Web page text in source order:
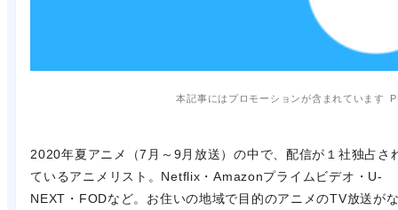
本記事にはプロモーションが含まれています
2020年夏アニメ（7月～9月放送）の中で、配信が１社独占さ
ているアニメリスト。Netflix・Amazonプライムビデオ・U-
NEXT・FODなど。お住いの地域で目的のアニメのTV放送が